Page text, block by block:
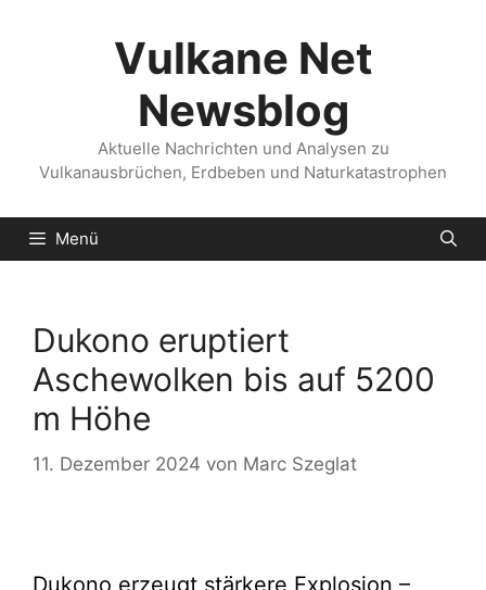
Vulkane Net
Newsblog
Aktuelle Nachrichten und Analysen zu
Vulkanausbrüchen, Erdbeben und Naturkatastrophen
Menü
Dukono eruptiert
Aschewolken bis auf 5200
m Höhe
11. Dezember 2024 von Marc Szeglat
Dukono erzeugt stärkere Explosion –